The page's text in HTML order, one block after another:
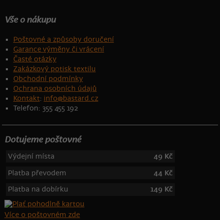
Vše o nákupu
Poštovné a způsoby doručení
Garance výměny či vrácení
Časté otázky
Zakázkový potisk textilu
Obchodní podmínky
Ochrana osobních údajů
Kontakt: info@bastard.cz
Telefon: 355 455 192
Dotujeme poštovné
Výdejní místa
49 Kč
Platba převodem
44 Kč
Platba na dobírku
149 Kč
Více o poštovném zde